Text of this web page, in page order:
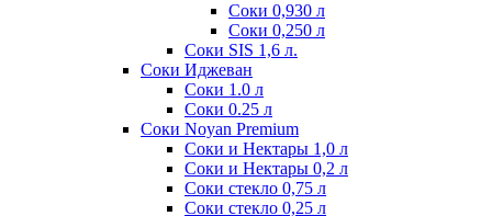
Соки 0,930 л
Соки 0,250 л
Соки SIS 1,6 л.
Соки Иджеван
Соки 1.0 л
Соки 0.25 л
Соки Noyan Premium
Соки и Нектары 1,0 л
Соки и Нектары 0,2 л
Соки стекло 0,75 л
Соки стекло 0,25 л